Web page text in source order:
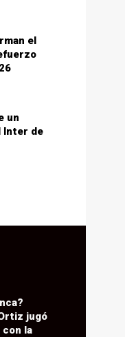
el
un
Inter de
jugó
la